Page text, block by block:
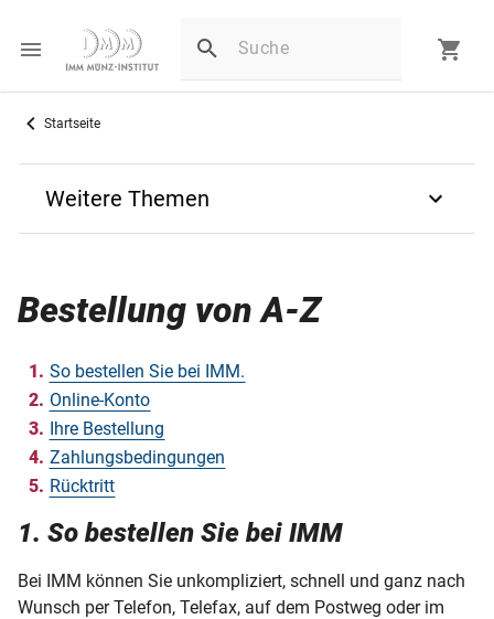
Startseite
Weitere Themen
Häufige Fragen
Alles rund um den Versand
Rücksendungen - unkompliziert & schnell
Rücktritt
Sicherheit
Bestellung von A-Z
So bestellen Sie bei IMM.
Online-Konto
Ihre Bestellung
Zahlungsbedingungen
Rücktritt
1. So bestellen Sie bei IMM
Bei IMM können Sie unkompliziert, schnell und ganz nach
Wunsch per Telefon, Telefax, auf dem Postweg oder im